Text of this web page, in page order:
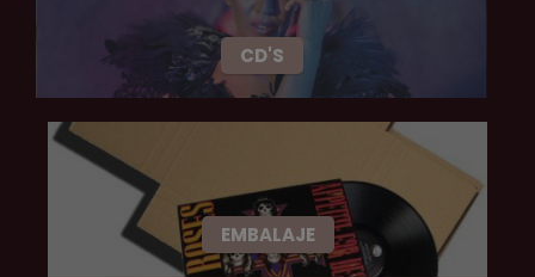
CD'S
EMBALAJE